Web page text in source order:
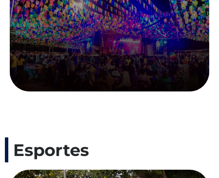
Esportes